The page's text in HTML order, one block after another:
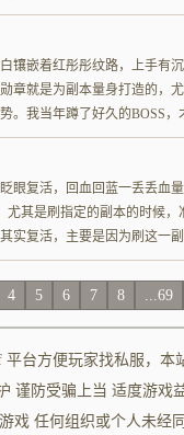
镶嵌着红彤彤纹路，上手有
章就是为副本量身打造的，
。我当年蹲了好久的BOSS，
眼复活，回血回蓝一丢丢血
其是刷指定的副本的时候
实复活，主要是因为刷这一
4 5 6 7 8 ...69
平台方便玩家找私服 ，本
谨防受骗上当 适度游戏
戏 任何组织或个人未经